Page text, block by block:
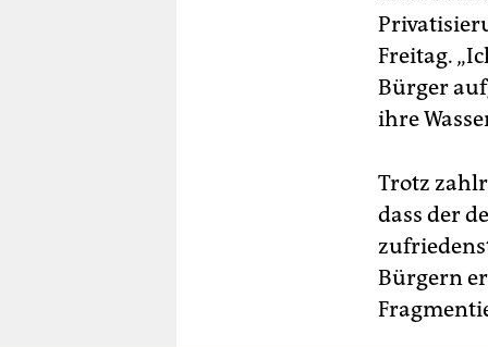
Freitag.
Bürger
ihre
Trotz
dass der
Bürgern